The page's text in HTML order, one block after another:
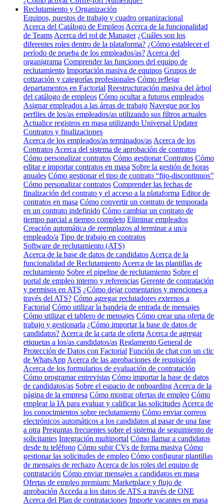
Reclutamiento y Organización
Equipos, puestos de trabajo y cuadro organizacional
Acerca del Catálogo de Empleos Acerca de la funcionalidad
de Teams Acerca del rol de Manager ¿Cuáles son los
diferentes roles dentro de la plataforma? ¿Cómo establecer el
período de prueba de los empleados/as? Acerca del
organigrama Comprender las funciones del equipo de
reclutamiento Importación masiva de equipos Grupos de
cotización y categorías profesionales Cómo reflejar
departamentos en Factorial Reestructuración masiva del árbol
del catálogo de empleos Cómo ocultar a futuros empleados
Asignar empleados a las áreas de trabajo Navegue por los
perfiles de los/as empleados/as utilizando sus filtros actuales
Actualice registros en masa utilizando Universal Updater
Contratos y finalizaciones
Acerca de los empleados/as terminados/as Acerca de los
Contratos Acerca del sistema de aprobación de contratos
Cómo personalizar contratos Cómo gestionar Contratos Cómo
editar e importar contratos en masa Sobre la gestión de horas
anuales Cómo gestionar el tipo de contrato “fijo-discontinuos”
Cómo personalizar contratos Comprender las fechas de
finalización del contrato y el acceso a la plataforma Editor de
contratos en masa Cómo convertir un contrato de temporada
en un contrato indefinido Cómo cambiar un contrato de
tiempo parcial a tiempo completo Eliminar empleados
Creación automática de reemplazos al terminar a un/a
empleado/a Tipo de trabajo en contratos
Software de reclutamiento (ATS)
Acerca de la base de datos de candidatos Acerca de la
funcionalidad de Reclutamiento Acerca de las plantillas de
reclutamiento Sobre el pipeline de reclutamiento Sobre el
portal de empleo interno y referencias Gerente de contratación
y permisos en ATS ¿Cómo dejar comentarios y menciones a
través del ATS? Cómo agregar reclutadores externos a
Factorial Cómo utilizar la bandeja de entrada de mensajes
Cómo utilizar el tablero de mensajes Cómo crear una oferta de
trabajo y gestionarla ¿Cómo importar la base de datos de
candidatos? Acerca de la carta de oferta Acerca de agregar
etiquetas a los/as candidatos/as Reglamento General de
Protección de Datos con Factorial Función de chat con un clic
de WhatsApp Acerca de las aprobaciones de requisición
Acerca de los formularios de evaluación de contratación
Cómo programar entrevistas Cómo importar la base de datos
de candidatos/as Sobre el espacio de onboarding Acerca de la
página de la empresa Cómo mostrar ofertas de empleo Cómo
emplear la IA para evaluar y calificar las solicitudes Acerca de
los conocimientos sobre reclutamiento Cómo enviar correos
electrónicos automáticos a los candidatos al pasar de una fase
a otra Preguntas frecuentes sobre el sistema de seguimiento de
solicitantes Integración multiportal Cómo llamar a candidatos
desde tu teléfono Cómo subir CVs de forma masiva Cómo
gestionar las solicitudes de empleo Cómo configurar plantillas
de mensajes de rechazo Acerca de los roles del equipo de
contratación Cómo enviar mensajes a candidatos en masa
Ofertas de empleo premium: Marketplace y flujo de
aprobación Acceda a los datos de ATS a través de ONE
Acerca del Plan de contrataciones Importe vacantes en masa